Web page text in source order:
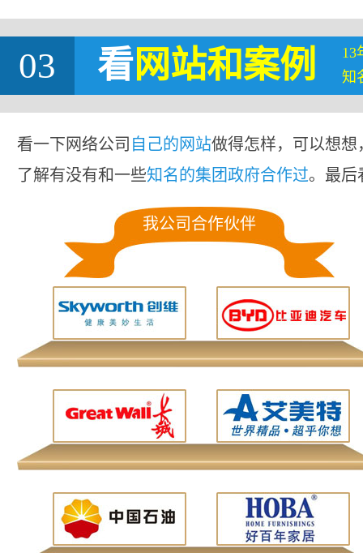
03 看网站和案例
13
知
看一下网络公司 自己的网站做得怎样，可以想
了解有没有和一些知名的集团政府合作过。最后
我公司合作伙伴